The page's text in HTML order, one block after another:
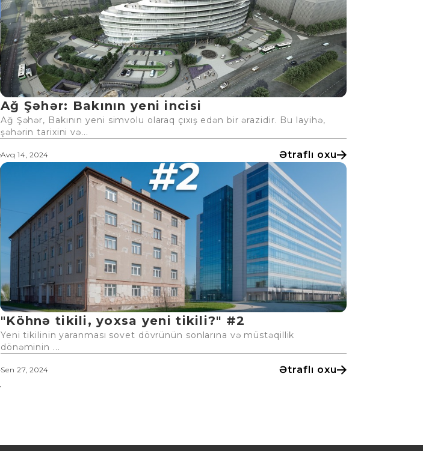
Ağ Şəhər: Bakının yeni incisi
Ağ Şəhər, Bakının yeni simvolu olaraq çıxış edən bir ərazidir. Bu layihə,
şəhərin tarixini və...
Avq 14, 2024 Ətraflı oxu
"Köhnə tikili, yoxsa yeni tikili?" #2
Yeni tikilinin yaranması sovet dövrünün sonlarına və müstəqillik
dönəminin ...
Sen 27, 2024 Ətraflı oxu